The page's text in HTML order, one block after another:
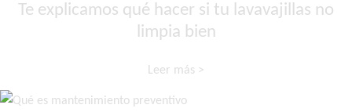
Te explicamos qué hacer si tu lavavajillas no
limpia bien
Leer más >